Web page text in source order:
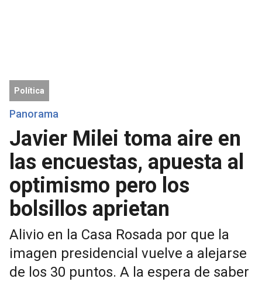
Política
Panorama
Javier Milei toma aire en
las encuestas, apuesta al
optimismo pero los
bolsillos aprietan
Alivio en la Casa Rosada por que la
imagen presidencial vuelve a alejarse
de los 30 puntos. A la espera de saber